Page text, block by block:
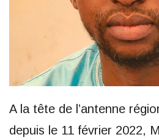
A la tête de l’antenne
depuis le 11 février 2022,